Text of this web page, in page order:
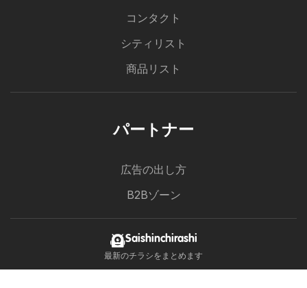
コーナン チラシ
コンタクト
シティリスト
商品リスト
パートナー
広告の出し方
B2Bゾーン
Saishinchirashi
最新のチラシをまとめます